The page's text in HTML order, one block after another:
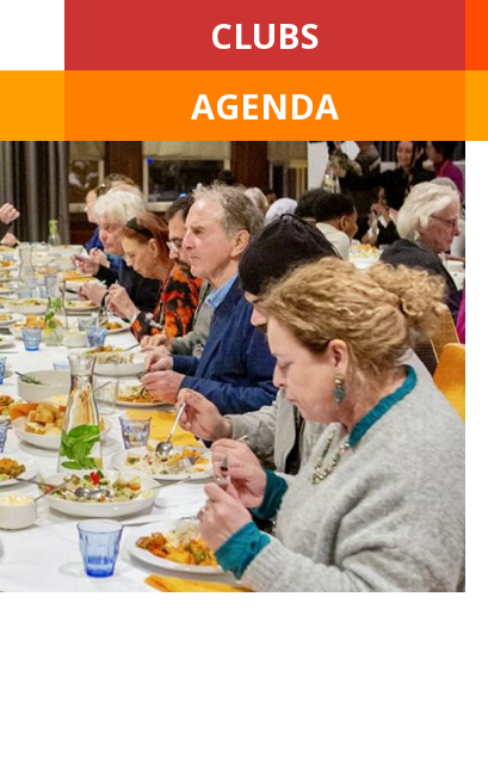
CLUBS
AGENDA